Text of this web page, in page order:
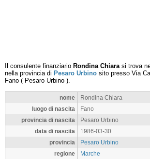
Il consulente finanziario Rondina Chiarasi trova
nella provincia di Pesaro Urbino sito presso Via
Fano ( Pesaro Urbino ).
nome
Rondina Chiara
luogo di nascita
Fano
provincia di nascita
Pesaro Urbino
data di nascita
1986-03-30
provincia
Pesaro Urbino
regione
Marche